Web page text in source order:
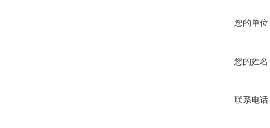
您的单位
您的姓名
联系电话